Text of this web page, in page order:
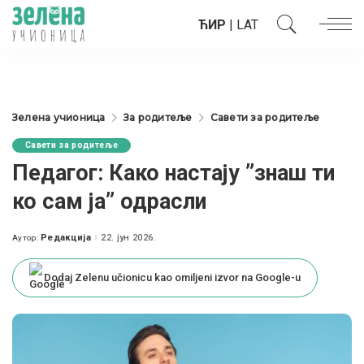
ЋИР | LAT
Зелена учионица За родитеље Савети за родитеље
Савети за родитеље
Педагог: Како настају ”знаш ти
ко сам ја” одрасли
Posted
Аутор: Редакција 22. јун 2026.
Dodaj Zelenu učionicu kao omiljeni izvor na Google-u